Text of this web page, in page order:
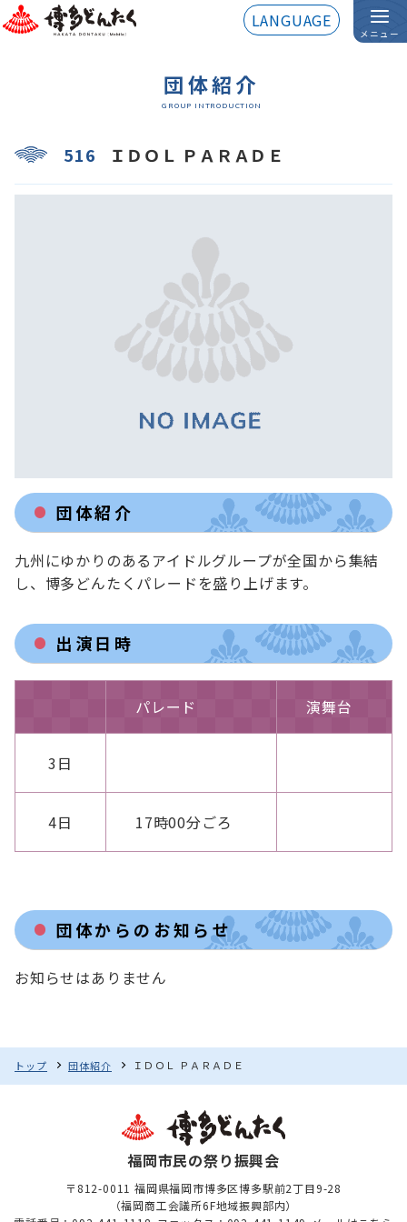
LANGUAGE
メニュー
団体紹介
GROUP INTRODUCTION
516 ＩＤＯＬ ＰＡＲＡＤＥ
団体紹介
九州にゆかりのあるアイドルグループが全国から集結
し、博多どんたくパレードを盛り上げます。
出演日時
パレード 演舞台
3日
4日 17時00分ごろ
団体からのお知らせ
お知らせはありません
トップ 団体紹介 ＩＤＯＬ ＰＡＲＡＤＥ
福岡市民の祭り振興会
〒812-0011 福岡県福岡市博多区博多駅前2丁目9-28
（福岡商工会議所6F地域振興部内）